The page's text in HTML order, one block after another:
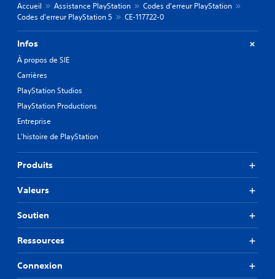
Accueil Assistance PlayStation
Codes d'erreur PlayStation
Codes d'erreur PlayStation 5
CE-117722-0
Infos
À propos de SIE
Carrières
PlayStation Studios
PlayStation Productions
Entreprise
L'histoire de PlayStation
Produits
Valeurs
Soutien
Ressources
Connexion